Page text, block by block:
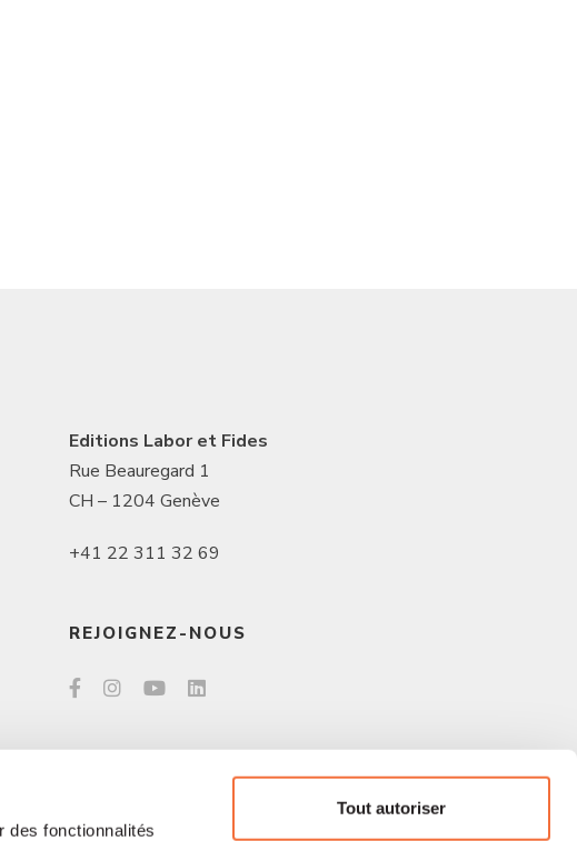
des fonctionnalités
Tout autoriser
Editions Labor et Fides
Rue Beauregard 1
CH – 1204 Genève
+41 22 311 32 69
REJOIGNEZ-NOUS